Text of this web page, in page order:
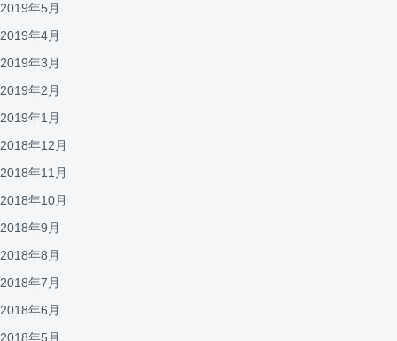
2019年5月
2019年4月
2019年3月
2019年2月
2019年1月
2018年12月
2018年11月
2018年10月
2018年9月
2018年8月
2018年7月
2018年6月
2018年5月